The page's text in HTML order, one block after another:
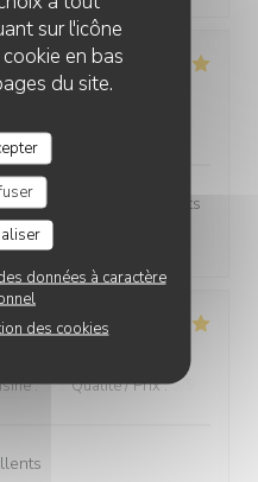
sur l'icône
en bas
du site.
données à caractère
des cookies
les plats sont excellents
:5/5 Qualité / Prix:5/5